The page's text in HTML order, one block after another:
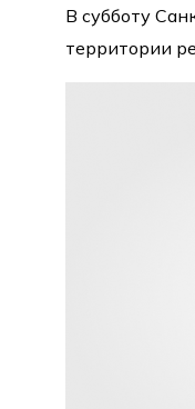
В субботу
территории